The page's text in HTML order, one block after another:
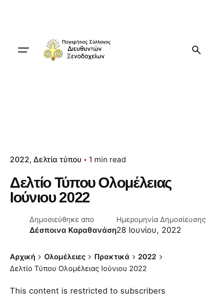
2022 Δελτία τύπου 1 min read
Δελτίο Τύπου Ολομέλειας
Ιούνιου 2022
Δημοσιεύθηκε απο
Δέσποινα Καραθανάση
Ημερομηνία Δημοσίευσης
28 Ιουνίου, 2022
Αρχική Ολομέλειες Πρακτικά
2022
Δελτίο Τύπου Ολομέλειας Ιούνιου 2022
This content is restricted to subscribers